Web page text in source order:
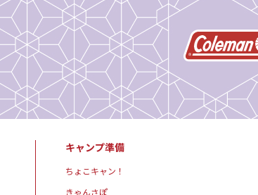
キャンプ準備
ちょこキャン！
きゃんさぽ